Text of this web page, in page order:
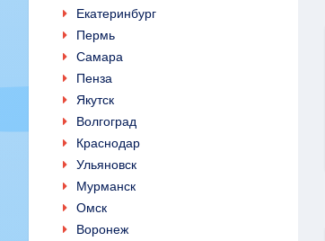
Екатеринбург
Пермь
Самара
Пенза
Якутск
Волгоград
Краснодар
Ульяновск
Мурманск
Омск
Воронеж